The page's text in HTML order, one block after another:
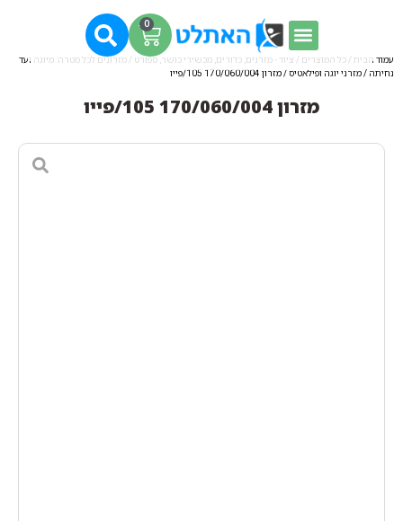
0
עמוד הבית / כל המוצרים / ציוד - מזרנים, כדורים, מכשירי כושר, ספורט / מזרונים לכל מטרה: מיוגה ועד
נחיתה /מזרני יוגה ופילאטיס/ מזרון 170/060/004 105/פייו
מזרון 170/060/004 105/פייו